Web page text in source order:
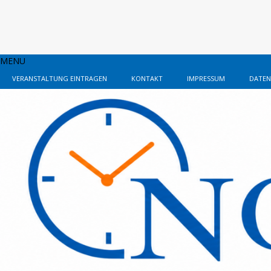
MENU
VERANSTALTUNG EINTRAGEN KONTAKT IMPRESSUM